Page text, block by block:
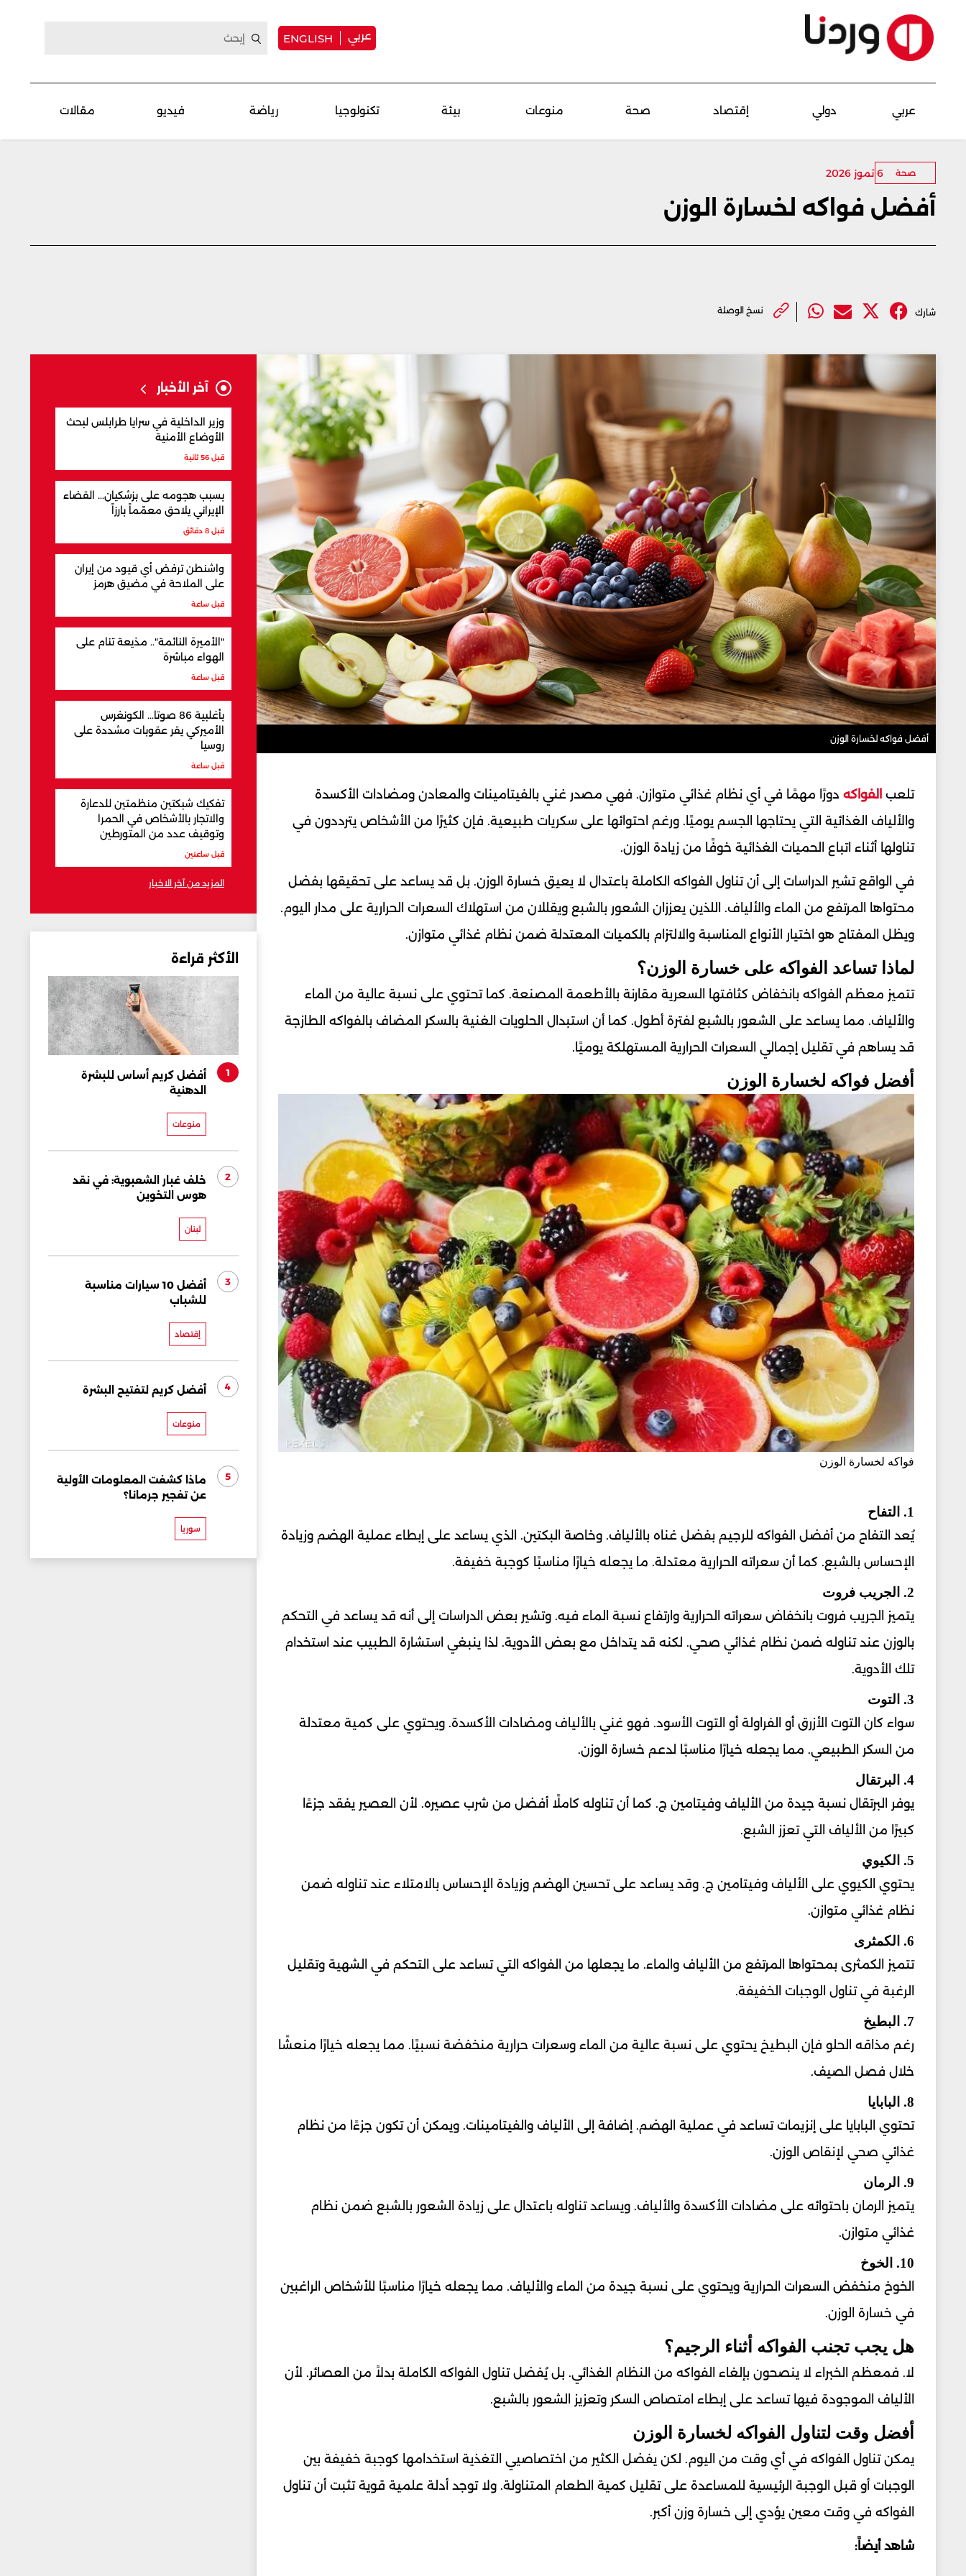
عربي ENGLISH
عربي دولي إقتصاد صحة منوعات بيئة تكنولوجيا رياضة فيديو مقالات
صحة 6 تموز 2026
أفضل فواكه لخسارة الوزن
شارك نسخ الوصلة
أفضل فواكه لخسارة الوزن
تلعب الفواكه دورًا مهمًا في أي نظام غذائي متوازن. فهي مصدر غني بالفيتامينات والمعادن ومضادات الأكسدة
والألياف الغذائية التي يحتاجها الجسم يوميًا. ورغم احتوائها على سكريات طبيعية. فإن كثيرًا من الأشخاص يترددون في
تناولها أثناء اتباع الحميات الغذائية خوفًا من زيادة الوزن.
في الواقع تشير الدراسات إلى أن تناول الفواكه الكاملة باعتدال لا يعيق خسارة الوزن. بل قد يساعد على تحقيقها بفضل
محتواها المرتفع من الماء والألياف. اللذين يعززان الشعور بالشبع ويقللان من استهلاك السعرات الحرارية على مدار اليوم.
ويظل المفتاح هو اختيار الأنواع المناسبة والالتزام بالكميات المعتدلة ضمن نظام غذائي متوازن.
لماذا تساعد الفواكه على خسارة الوزن؟
تتميز معظم الفواكه بانخفاض كثافتها السعرية مقارنة بالأطعمة المصنعة. كما تحتوي على نسبة عالية من الماء
والألياف. مما يساعد على الشعور بالشبع لفترة أطول. كما أن استبدال الحلويات الغنية بالسكر المضاف بالفواكه الطازجة
قد يساهم في تقليل إجمالي السعرات الحرارية المستهلكة يوميًا.
أفضل فواكه لخسارة الوزن
فواكه لخسارة الوزن
1. التفاح
يُعد التفاح من أفضل الفواكه للرجيم بفضل غناه بالألياف. وخاصة البكتين. الذي يساعد على إبطاء عملية الهضم وزيادة
الإحساس بالشبع. كما أن سعراته الحرارية معتدلة. ما يجعله خيارًا مناسبًا كوجبة خفيفة.
2. الجريب فروت
يتميز الجريب فروت بانخفاض سعراته الحرارية وارتفاع نسبة الماء فيه. وتشير بعض الدراسات إلى أنه قد يساعد في التحكم
بالوزن عند تناوله ضمن نظام غذائي صحي. لكنه قد يتداخل مع بعض الأدوية. لذا ينبغي استشارة الطبيب عند استخدام
تلك الأدوية.
3. التوت
سواء كان التوت الأزرق أو الفراولة أو التوت الأسود. فهو غني بالألياف ومضادات الأكسدة. ويحتوي على كمية معتدلة
من السكر الطبيعي. مما يجعله خيارًا مناسبًا لدعم خسارة الوزن.
4. البرتقال
يوفر البرتقال نسبة جيدة من الألياف وفيتامين ج. كما أن تناوله كاملًا أفضل من شرب عصيره. لأن العصير يفقد جزءًا
كبيرًا من الألياف التي تعزز الشبع.
5. الكيوي
يحتوي الكيوي على الألياف وفيتامين ج. وقد يساعد على تحسين الهضم وزيادة الإحساس بالامتلاء عند تناوله ضمن
نظام غذائي متوازن.
6. الكمثرى
تتميز الكمثرى بمحتواها المرتفع من الألياف والماء. ما يجعلها من الفواكه التي تساعد على التحكم في الشهية وتقليل
الرغبة في تناول الوجبات الخفيفة.
7. البطيخ
رغم مذاقه الحلو فإن البطيخ يحتوي على نسبة عالية من الماء وسعرات حرارية منخفضة نسبيًا. مما يجعله خيارًا منعشًا
خلال فصل الصيف.
8. البابايا
تحتوي البابايا على إنزيمات تساعد في عملية الهضم. إضافة إلى الألياف والفيتامينات. ويمكن أن تكون جزءًا من نظام
غذائي صحي لإنقاص الوزن.
9. الرمان
يتميز الرمان باحتوائه على مضادات الأكسدة والألياف. ويساعد تناوله باعتدال على زيادة الشعور بالشبع ضمن نظام
غذائي متوازن.
10. الخوخ
الخوخ منخفض السعرات الحرارية ويحتوي على نسبة جيدة من الماء والألياف. مما يجعله خيارًا مناسبًا للأشخاص الراغبين
في خسارة الوزن.
هل يجب تجنب الفواكه أثناء الرجيم؟
لا. فمعظم الخبراء لا ينصحون بإلغاء الفواكه من النظام الغذائي. بل يُفضل تناول الفواكه الكاملة بدلاً من العصائر. لأن
الألياف الموجودة فيها تساعد على إبطاء امتصاص السكر وتعزيز الشعور بالشبع.
أفضل وقت لتناول الفواكه لخسارة الوزن
يمكن تناول الفواكه في أي وقت من اليوم. لكن يفضل الكثير من اختصاصيي التغذية استخدامها كوجبة خفيفة بين
الوجبات أو قبل الوجبة الرئيسية للمساعدة على تقليل كمية الطعام المتناولة. ولا توجد أدلة علمية قوية تثبت أن تناول
الفواكه في وقت معين يؤدي إلى خسارة وزن أكبر.
شاهد أيضاً:
آخر الأخبار
وزير الداخلية في سرايا طرابلس لبحث
الأوضاع الأمنية
قبل 56 ثانية
بسبب هجومه على بزشكيان... القضاء
الإيراني يلاحق معمّماً بارزاً
قبل 8 دقائق
واشنطن ترفض أي قيود من إيران
على الملاحة في مضيق هرمز
قبل ساعة
"الأميرة النائمة".. مذيعة تنام على
الهواء مباشرة
قبل ساعة
بأغلبية 86 صوتا... الكونغرس
الأميركي يقر عقوبات مشددة على
روسيا
قبل ساعة
تفكيك شبكتين منظمتين للدعارة
والاتجار بالأشخاص في الحمرا
وتوقيف عدد من المتورطين
قبل ساعتين
المزيد من آخر الاخبار
الأكثر قراءة
1
أفضل كريم أساس للبشرة
الدهنية
منوعات
2
خلف غبار الشعبوية: في نقد
هوس التخوين
لبنان
3
أفضل 10 سيارات مناسبة
للشباب
إقتصاد
4 أفضل كريم لتفتيح البشرة
منوعات
5
ماذا كشفت المعلومات الأولية
عن تفجير جرمانا؟
سوريا